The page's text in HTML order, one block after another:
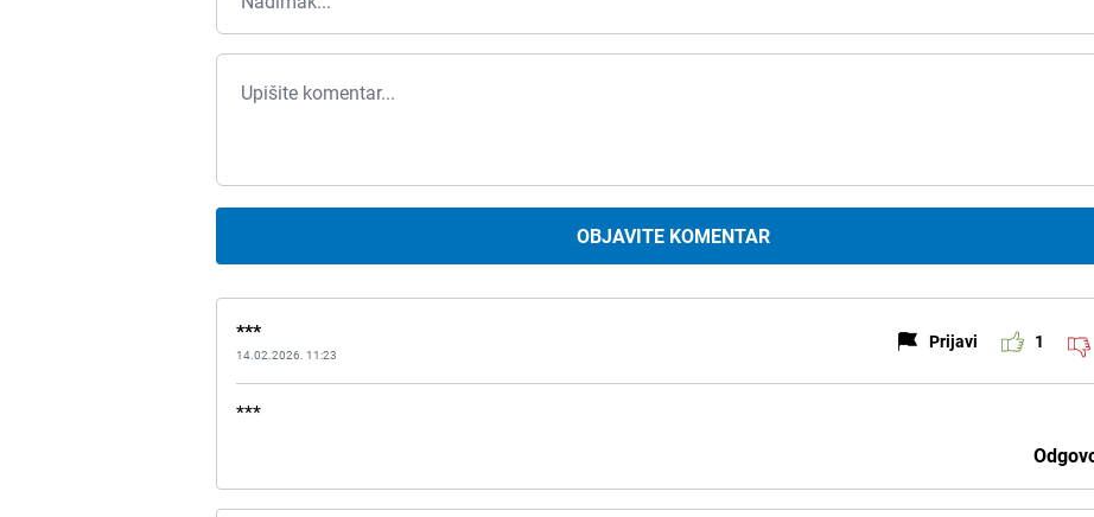
OBJAVITE KOMENTAR
***
14.02.2026. 11:23
Prijavi 1
***